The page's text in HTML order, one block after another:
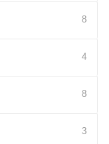
8
4
8
3